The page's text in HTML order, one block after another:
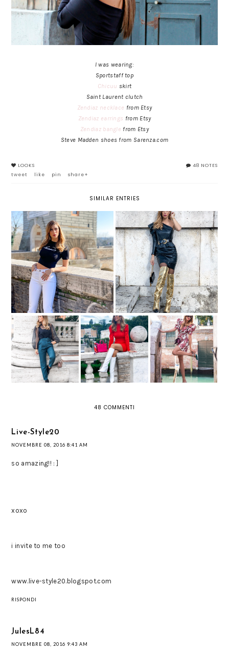
I was wearing:
Sportstaff top
Chicuu skirt
Saint Laurent clutch
Zendiaz necklace from Etsy
Zendiaz earrings from Etsy
Zendiaz bangle from Etsy
Steve Madden shoes from Sarenza.com
48 NOTES
LOOKS
tweet
like pin share+
SIMILAR ENTRIES
TRE TREND DA INDOSSARE
QUESTA STAGIONE
UN LOOK STRONG CON
VESTITO DI PELLE E STIVALI
ORO
PANTALONI: DUE
MODELLI DA NON
PERDERE
QUEST'INVERNO
3 LOOK PER
AFFRONTARE
L'AUTUNNO CON
STILE GRAZIE A
LILY LULU
AROUND VENICE
48 COMMENTI
Live-Style20
NOVEMBRE 08, 2016 8:41 AM
so amazing!! : ]
xoxo
i invite to me too
www.live-style20.blogspot.com
RISPONDI
JulesL84
NOVEMBRE 08, 2016 9:43 AM